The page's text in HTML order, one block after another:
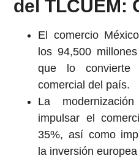
del TLCUEM:
El comercio
los 94,500
que lo
comercial del país.
La
impulsar el
35%, así como
la inversión